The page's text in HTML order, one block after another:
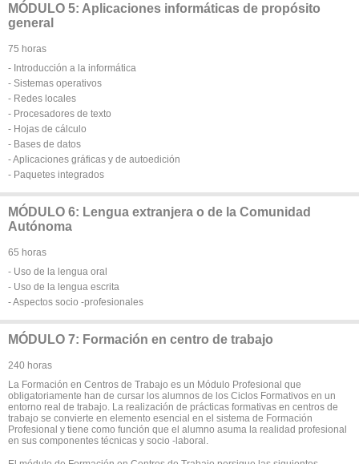
MÓDULO 5: Aplicaciones informáticas de propósito
general
75 horas
- Introducción a la informática
- Sistemas operativos
- Redes locales
- Procesadores de texto
- Hojas de cálculo
- Bases de datos
- Aplicaciones gráficas y de autoedición
- Paquetes integrados
MÓDULO 6: Lengua extranjera o de la Comunidad
Autónoma
65 horas
- Uso de la lengua oral
- Uso de la lengua escrita
- Aspectos socio -profesionales
MÓDULO 7: Formación en centro de trabajo
240 horas
La Formación en Centros de Trabajo es un Módulo Profesional que
obligatoriamente han de cursar los alumnos de los Ciclos Formativos en un
entorno real de trabajo. La realización de prácticas formativas en centros de
trabajo se convierte en elemento esencial en el sistema de Formación
Profesional y tiene como función que el alumno asuma la realidad profesional
en sus componentes técnicas y socio -laboral.